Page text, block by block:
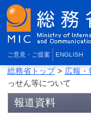
ご意見・ご提案 ENGLISH
総務省トップ> 広報・
っせん等について
報道資料